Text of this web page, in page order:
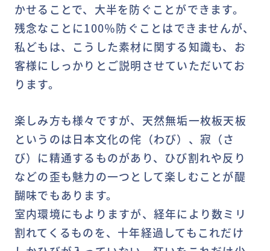
かせることで、大半を防ぐことができます。
残念なことに100％防ぐことはできませんが、
私どもは、こうした素材に関する知識も、お
客様にしっかりとご説明させていただいてお
ります。
楽しみ方も様々ですが、天然無垢一枚板天板
というのは日本文化の侘（わび）、寂（さ
び）に精通するものがあり、ひび割れや反り
などの歪も魅力の一つとして楽しむことが醍
醐味でもあります。
室内環境にもよりますが、経年により数ミリ
割れてくるものを、十年経過してもこれだけ